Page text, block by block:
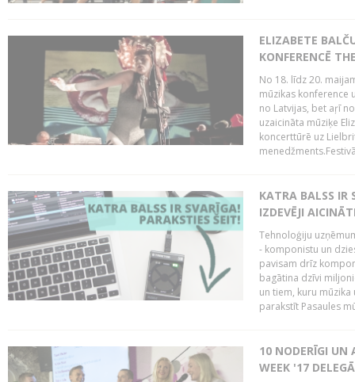
ELIZABETE
KONFERENCĒ
No 18. līdz 20.
mūzikas konference
no Latvijas, bet aŗī
uzaicināta mūziķe
koncerttūrē uz
KATRA BALSS IR
IZDEVĒJI
Tehnoloģiju
- komponistu un
pavisam drīz
bagātina dzīvi
un tiem, kuru
parakstīt Pasaules
10 NODERĪGI UN
WEEK '17